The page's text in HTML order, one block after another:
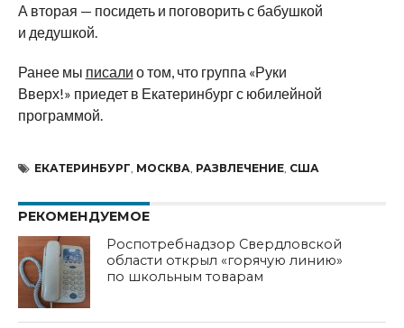
А вторая — посидеть и поговорить с бабушкой
и дедушкой.
Ранее мы писали о том, что группа «Руки
Вверх!» приедет в Екатеринбург с юбилейной
программой.
ЕКАТЕРИНБУРГ МОСКВА РАЗВЛЕЧЕНИЕ, США
РЕКОМЕНДУЕМОЕ
Роспотребнадзор Свердловской
области открыл «горячую линию»
по школьным товарам